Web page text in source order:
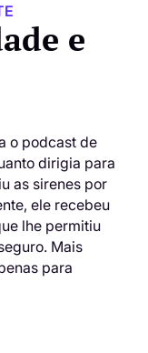
e
o podcast de
dirigia para
as sirenes por
ele recebeu
lhe permitiu
Mais
para